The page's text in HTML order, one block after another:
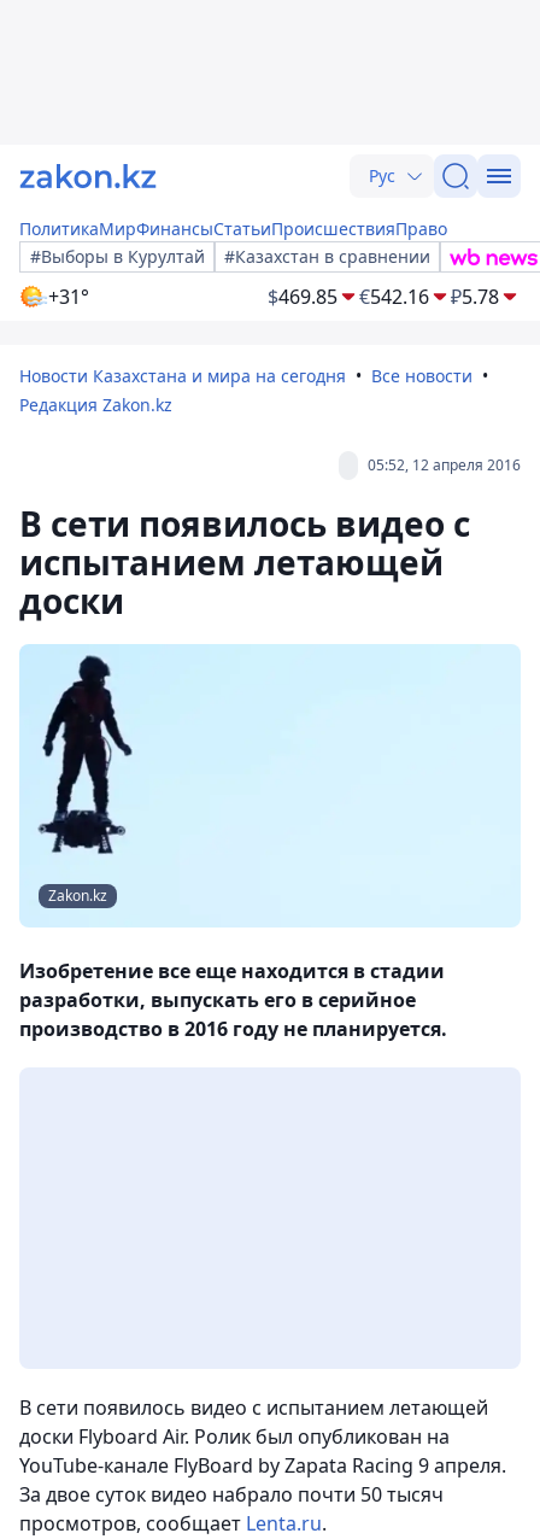
Рус
ПолитикаМирФинансыСтатьиПроисшествияПраво
#Выборы в Курултай
#Казахстан в сравнении
+31° $469.85 €542.16 ₽5.78
Новости Казахстана и мира на сегодня
Все новости
Редакция Zakon.kz
05:52, 12 апреля 2016
В сети появилось видео с
испытанием летающей
доски
Zakon.kz
Изобретение все еще находится в стадии
разработки, выпускать его в серийное
производство в 2016 году не планируется.
В сети появилось видео с испытанием летающей
доски Flyboard Air. Ролик был опубликован на
YouTube-канале FlyBoard by Zapata Racing 9 апреля.
За двое суток видео набрало почти 50 тысяч
просмотров, сообщает Lenta.ru.